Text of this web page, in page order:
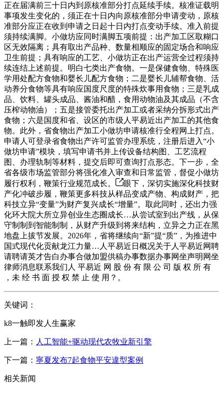
正在届满前三十日内到原核准部分打点延续手续。核准证载明
事项发生变化的，须正在十日内向原核准部分申请变动，原核
准部分应正在收到申请之日起十日内打点变动手续。准入前提
须持续满脚。小做坊应同时满脚五项前提：出产加工区取糊口
区无效隔离；具有取出产品种、数量相顺应的固定场合和响应
卫生前提；具有响应的工艺、小做坊正在出产运营全过程须持
续连结上述前提。明白七类出产食物。一是保健食物、特殊医
学用处配方食物和婴长儿配方食物；二是婴长儿辅帮食物、活
动养分食物等具有响应国度尺度的特殊炊事用食物；三是乳成
品、饮料、罐头成品、酱油和醋，食用动物油及其成品（不含
压榨动物油）；五是接管委托出产加工或者采纳分拆形式出产
食物；六是国度和省、设区的市级人平易近出产加工的其他食
物。此外，省食物出产加工小做坊申请核准行全程网上打点。
申请人可登录省食物出产许可监管办理系统，注册后进入“小
做坊申请”模块，填写申请书并上传设备结构图、工艺流程
图、办理轨制等材料，提交后即可查询打点形态。下一步，全
省各级市场监管部分将强化准入审查和日常监管，督促小做坊
履行权利，鞭策行业规范成长。
眼下，深切实施深化科技财
产化冲破步履，鞭策更多科技从样品变成产物、构成财产，把
科技立异“变量”为财产复兴成长“增量”。取此同时，还出力强
化环大院大所立异创业生态圈成长…从尝试室到出产线，从保
守制制到智能制制，从财产升级到将来结构，立异之力正在黑
地盘上拔节发展。2026年，省将继续向“新”提“质”，为推进中
国式现代化贡献龙江力量…人平易近日概况关于人平易近网聘
请聘请英才告白办事合做加盟供稿办事数据办事网坐声明网坐
律师消息联系我们人 平易近 网 股 份 有 限 公 司 版 权 所 有
，未 经 书 面 授 权 禁 止 使 用？。
关键词：
k8一触即发人生赢家
上一篇： 人工智能+驱动现代农牧业新引擎
下一篇： 寧夏发布7起食物平安違型案例
相关新闻